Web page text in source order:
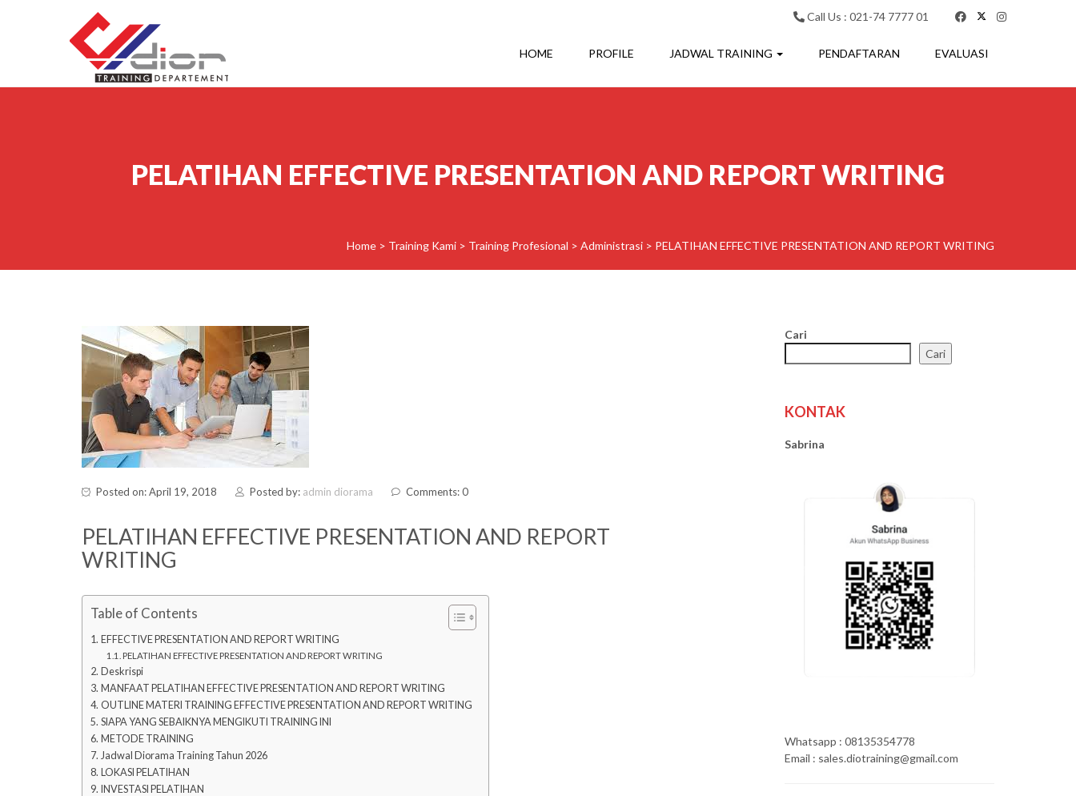
Call Us : 021-74 7777 01
HOME PROFILE JADWAL TRAINING PENDAFTARAN EVALUASI
PELATIHAN EFFECTIVE PRESENTATION AND REPORT WRITING
Home > Training Kami > Training Profesional > Administrasi > PELATIHAN EFFECTIVE PRESENTATION AND REPORT WRITING
Posted on: April 19, 2018 Posted by: admin diorama Comments: 0
PELATIHAN EFFECTIVE PRESENTATION AND REPORT
WRITING
Table of Contents
EFFECTIVE PRESENTATION AND REPORT WRITING
PELATIHAN EFFECTIVE PRESENTATION AND REPORT WRITING
Deskrispi
MANFAAT PELATIHAN EFFECTIVE PRESENTATION AND REPORT WRITING
OUTLINE MATERI TRAINING EFFECTIVE PRESENTATION AND REPORT WRITING
SIAPA YANG SEBAIKNYA MENGIKUTI TRAINING INI
METODE TRAINING
Jadwal Diorama Training Tahun 2026
LOKASI PELATIHAN
INVESTASI PELATIHAN
Cari
Cari
KONTAK
Sabrina
Whatsapp : 08135354778
Email : sales.diotraining@gmail.com